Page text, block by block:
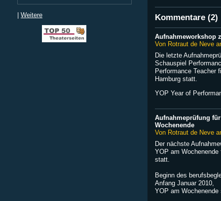
| Weitere Kommentare (2)
Aufnahmeworkshop
Von Rotraut de Neve
Die letzte
Schauspiel
Performance Teacher
Hamburg statt.
YOP Year of
Aufnahmeprüfung
Wochenende
Von Rotraut de Neve
Der nächste
YOP am Wochenende
statt.
Beginn des
Anfang Januar 2010,
YOP am